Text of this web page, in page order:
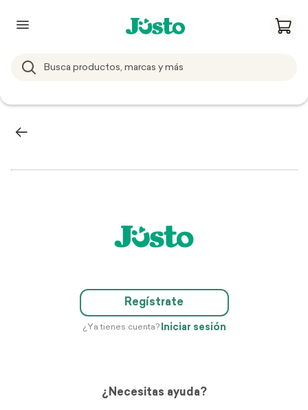
Regístrate
¿Ya tienes cuenta? Iniciar sesión
¿Necesitas ayuda?